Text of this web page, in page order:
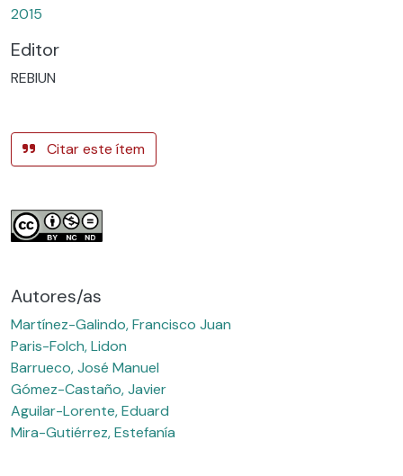
2015
Editor
REBIUN
Citar este ítem
Autores/as
Martínez-Galindo, Francisco Juan
Paris-Folch, Lidon
Barrueco, José Manuel
Gómez-Castaño, Javier
Aguilar-Lorente, Eduard
Mira-Gutiérrez, Estefanía